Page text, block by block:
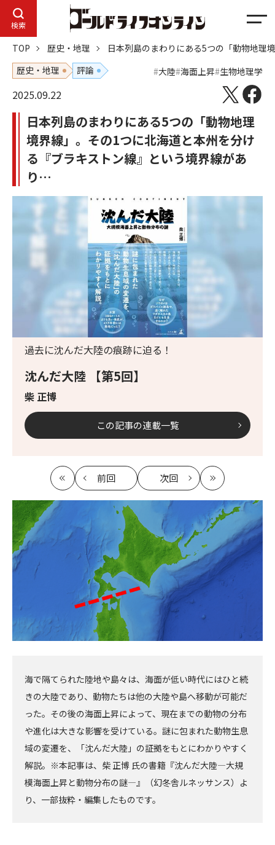
検索
メ
ニ
ュ
ー
TOP 歴史・地理
日本列島のまわりにある5つの「動物地理
歴史・地理
評論 大陸 海面上昇 生物地理学
2025.09.22
日本列島のまわりにある5つの「動物地理
境界線」。その1つに北海道と本州を分け
る『ブラキストン線』という境界線があ
り…
沈んだ大陸 【第5回】
柴 正博
過去に沈んだ大陸の痕跡に迫る！
この記事の連載一覧
最
初
前回
記
事
次回
記
最
新
海で隔てられた陸地や島々は、海面が低い時代にはひと続
きの大陸であり、動物たちは他の大陸や島へ移動が可能だ
った。その後の海面上昇によって、現在までの動物の分布
や進化は大きな影響を受けている。謎に包まれた動物生息
域の変遷を、「沈んだ大陸」の証拠をもとにわかりやすく
解説。※本記事は、柴 正博 氏の書籍『沈んだ大陸―大規
模海面上昇と動物分布の謎―』（幻冬舎ルネッサンス）よ
り、一部抜粋・編集したものです。